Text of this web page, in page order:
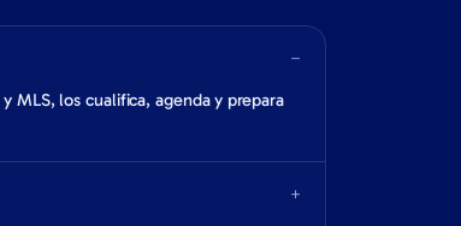
−
MLS, los cualifica, agenda y prepara
+